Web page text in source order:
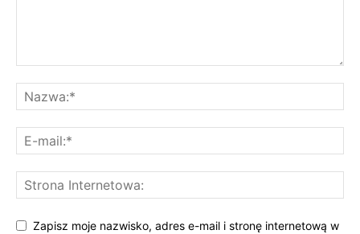
Zapisz moje nazwisko, adres e-mail i stronę internetową w